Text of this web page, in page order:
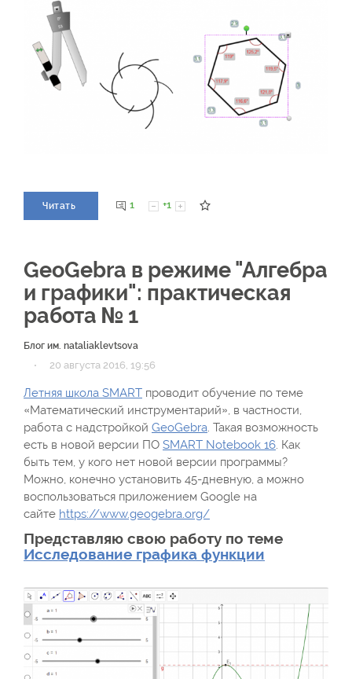
Читать 1 +1
GeoGebra в режиме "Алгебра
и графики": практическая
работа № 1
Блог им. nataliaklevtsova
· 20 августа 2016, 19:56
Летняя школа SMART проводит обучение по теме
«Математический инструментарий», в частности,
работа с надстройкой GeoGebra. Такая возможность
есть в новой версии ПО SMART Notebook 16. Как
быть тем, у кого нет новой версии программы?
Можно, конечно установить 45-дневную, а можно
воспользоваться приложением Google на
сайте https://www.geogebra.org/
Представляю свою работу по теме
Исследование графика функции